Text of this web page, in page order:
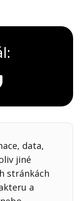
data,
jiné
stránkách
a